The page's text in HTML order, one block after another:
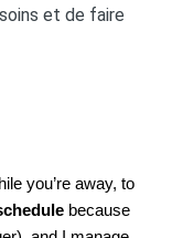
et de faire
you’re away, to
because